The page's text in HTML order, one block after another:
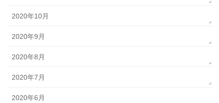
2020年10月
2020年9月
2020年8月
2020年7月
2020年6月